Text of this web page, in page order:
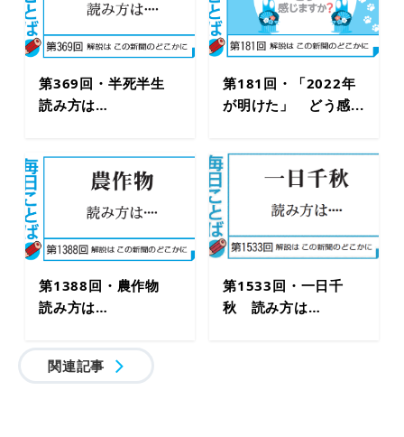
第369回・半死半生
読み方は…
第181回・「2022年
が明けた」 どう感...
第1388回・農作物
読み方は…
第1533回・一日千
秋 読み方は…
関連記事